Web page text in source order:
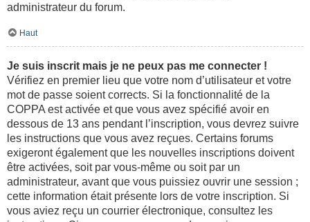
administrateur du forum.
Haut
Je suis inscrit mais je ne peux pas me connecter !
Vérifiez en premier lieu que votre nom d’utilisateur et votre
mot de passe soient corrects. Si la fonctionnalité de la
COPPA est activée et que vous avez spécifié avoir en
dessous de 13 ans pendant l’inscription, vous devrez suivre
les instructions que vous avez reçues. Certains forums
exigeront également que les nouvelles inscriptions doivent
être activées, soit par vous-même ou soit par un
administrateur, avant que vous puissiez ouvrir une session ;
cette information était présente lors de votre inscription. Si
vous aviez reçu un courrier électronique, consultez les